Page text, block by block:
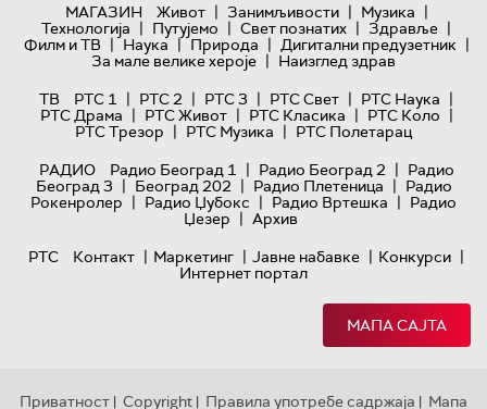
МАГАЗИН
Живот | Занимљивости | Музика |
Технологијa | Путујемо | Свет познатих | Здравље |
Филм и ТВ | Наука | Природа | Дигитални предузетник |
За мале велике хероје | Наизглед здрав
ТВ
РТС 1 | РТС 2 | РТС 3 | РТС Свет | РТС Наука |
РТС Драма | РТС Живот | РТС Класика | РТС Коло |
РТС Трезор | РТС Музика | РТС Полетарац
РАДИО
Радио Београд 1 | Радио Београд 2 | Радио
Београд 3 | Београд 202 | Радио Плетеница | Радио
Рокенролер | Радио Џубокс | Радио Вртешка | Радио
Џезер | Архив
РТС
Контакт | Маркетинг | Јавне набавке | Конкурси |
Интернет портал
МАПА САЈТА
Приватност | Copyright | Правила употребе садржаја | Мапа